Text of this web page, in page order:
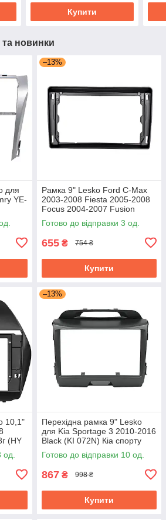
Купити
та новинки
для
YE-
–13%
Рамка 9" Lesko Ford C-Max
2003-2008 Fiesta 2005-2008
Focus 2004-2007 Fusion
2005-2011 Galaxy 2006-2008
Готово до відправки 3 од.
655 ₴ 754 ₴
Купити
10,1"
(HY
од.
–13%
Перехідна рамка 9" Lesko
для Kia Sportage 3 2010-2016
Black (KI 072N) Кіа спорту
Готово до відправки 10 од.
867 ₴ 998 ₴
Купити